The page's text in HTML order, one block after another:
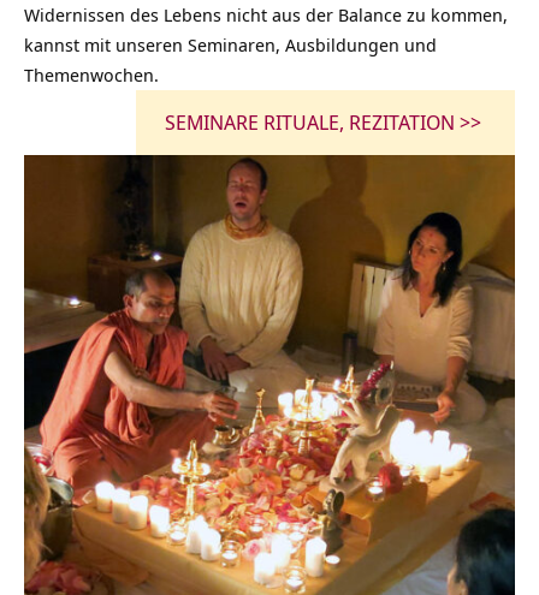
Widernissen des Lebens nicht aus der Balance zu kommen,
kannst mit unseren Seminaren, Ausbildungen und
Themenwochen.
SEMINARE RITUALE, REZITATION >>